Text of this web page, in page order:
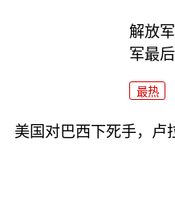
解放
军最
最热
美国对巴西下死手，卢